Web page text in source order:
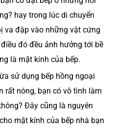
hay trong lúc di chuyển
va đập vào những vật cứng
đó đều ảnh hưởng tới bề
là mặt kính của bếp.
sử dụng bếp hồng ngoại
rất nóng, bạn có vô tình làm
Đây cũng là nguyên
mặt kính của bếp nhà bạn